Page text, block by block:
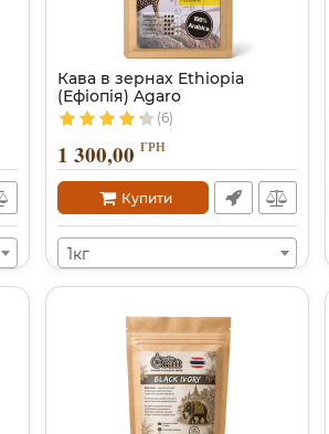
Кава в зернах Ethiopia
(Ефіопія) Agaro
(6)
1 300,00 ГРН
Купити
1кг